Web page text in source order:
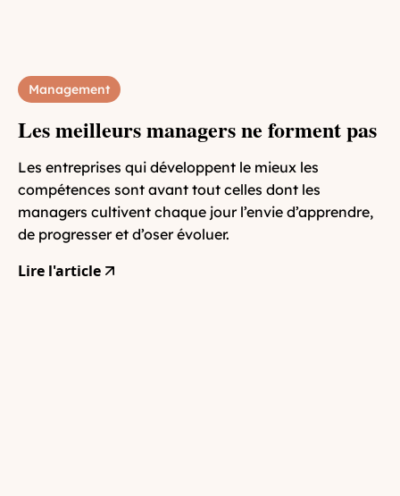
Management
Les meilleurs managers ne forment pas
Les entreprises qui développent le mieux les
compétences sont avant tout celles dont les
managers cultivent chaque jour l’envie d’apprendre,
de progresser et d’oser évoluer.
Lire l'article